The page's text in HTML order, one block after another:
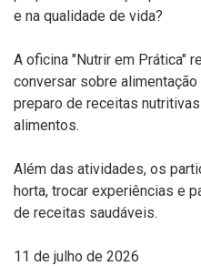
e na qualidade de vida?
A oficina "Nutrir em Prática"
conversar sobre
preparo de receitas
alimentos.
Além das atividades, os
horta, trocar experiências e
de receitas saudáveis.
11 de julho de 2026